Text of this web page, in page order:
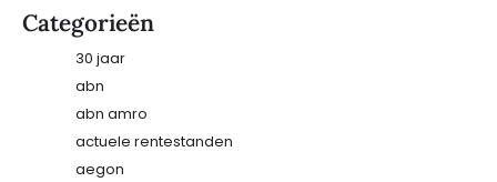
Categorieën
30 jaar
abn
abn amro
actuele rentestanden
aegon